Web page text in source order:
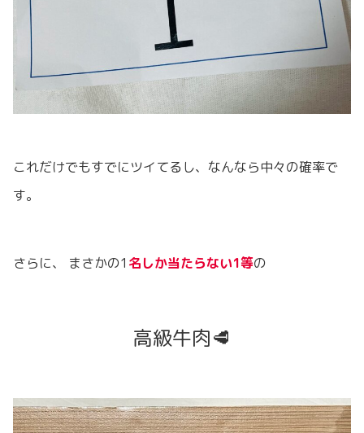
これだけでもすでにツイてるし、なんなら中々の確率で
す。
さらに、 まさかの1 名しか当たらない1等の
高級牛肉🥩